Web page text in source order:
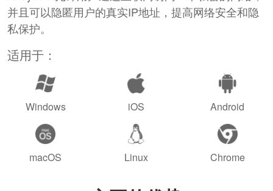
并且可以隐匿用户的真实IP地址，提高网络安全和隐
私保护。
适用于：
Windows iOS Android
macOS Linux Chrome